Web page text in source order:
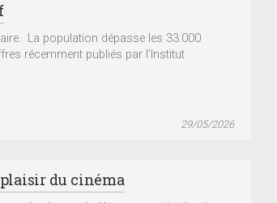
La population dépasse les 33.000
récemment publiés par l’Institut
29/05/2026
du cinéma